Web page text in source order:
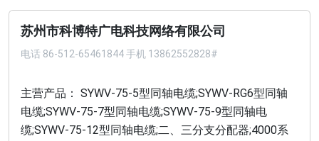
苏州市科博特广电科技网络有限公司
电话 86-512-65461844 手机 13862552828#
主营产品： SYWV-75-5型同轴电缆;SYWV-RG6型同轴
电缆;SYWV-75-7型同轴电缆;SYWV-75-9型同轴电
缆;SYWV-75-12型同轴电缆;二、三分支分配器;4000系